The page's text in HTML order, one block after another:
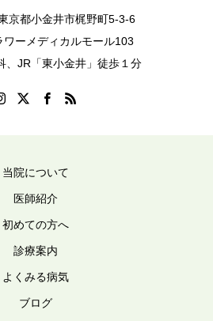
京都小金井市梶野町5-3-6
ワーメディカルモール103
、JR「東小金井」徒歩１分
当院について
医師紹介
初めての方へ
診療案内
よくみる病気
ブログ